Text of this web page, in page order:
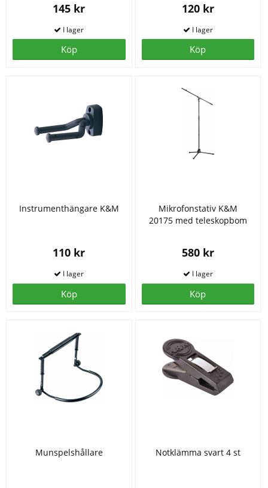
145 kr
Köp
120 kr
Köp
Instrumenthängare K&M
110 kr
Köp
Mikrofonstativ K&M
20175 med teleskopbom
580 kr
Köp
Munspelshållare Notklämma svart 4 st